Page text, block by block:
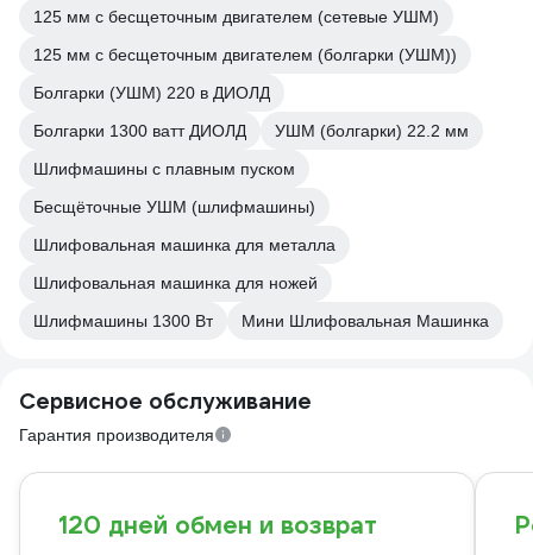
125 мм с бесщеточным двигателем (сетевые УШМ)
125 мм с бесщеточным двигателем (болгарки (УШМ))
Болгарки (УШМ) 220 в ДИОЛД
Болгарки 1300 ватт ДИОЛД
УШМ (болгарки) 22.2 мм
Шлифмашины с плавным пуском
Бесщёточные УШМ (шлифмашины)
Шлифовальная машинка для металла
Шлифовальная машинка для ножей
Шлифмашины 1300 Вт
Мини Шлифовальная Машинка
Сервисное обслуживание
Гарантия производителя
120 дней обмен и возврат